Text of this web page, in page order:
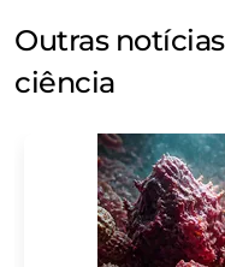
Outras
ciência